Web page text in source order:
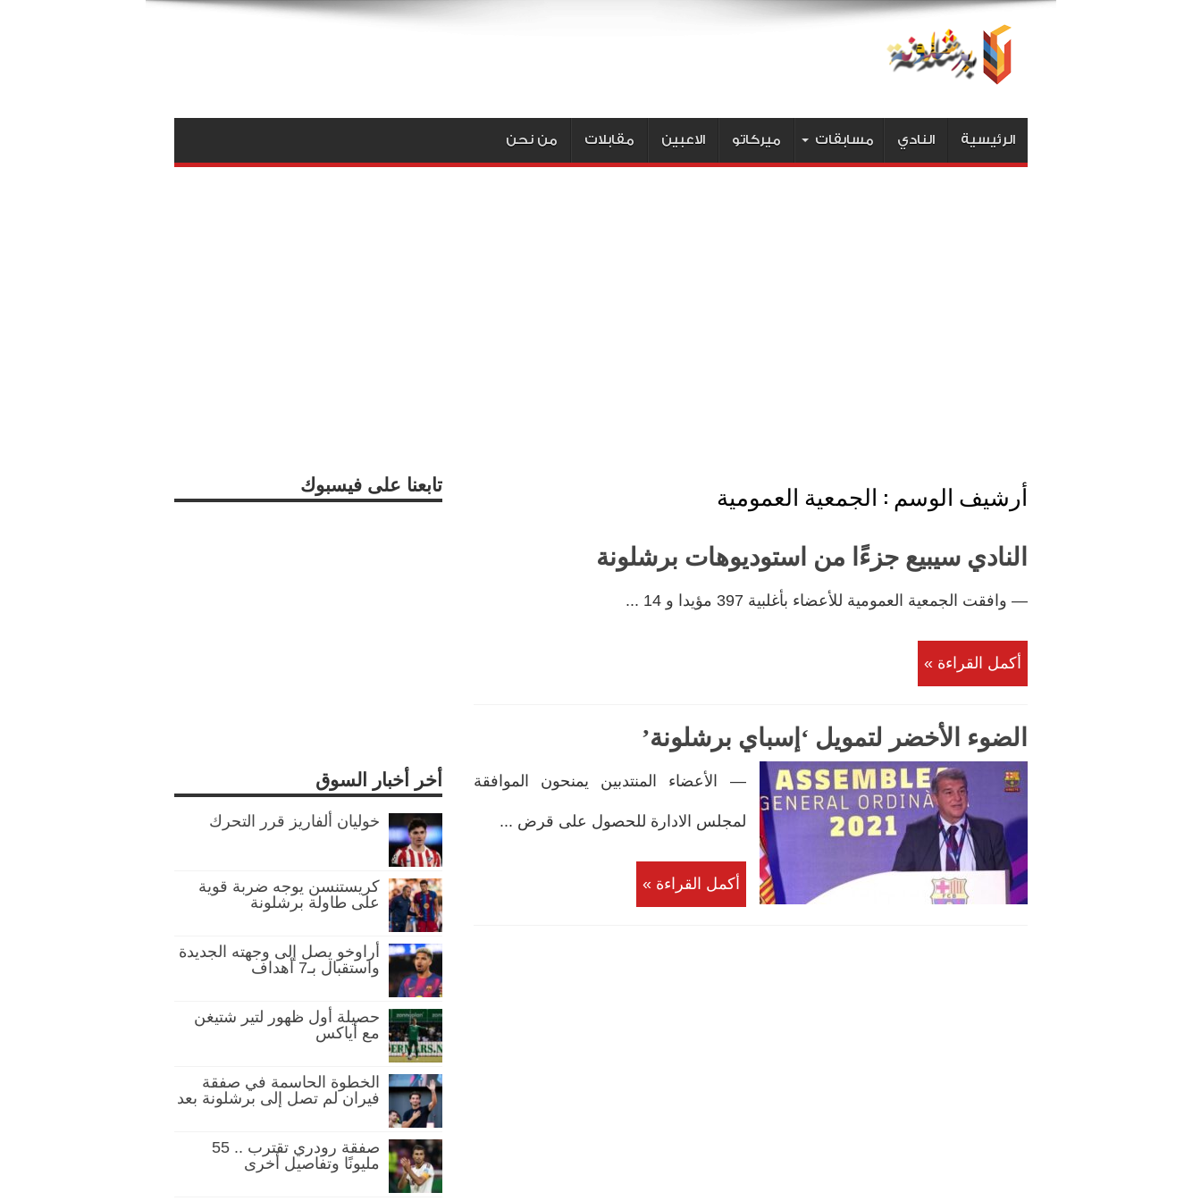
الرئيسية النادي مسابقات ميركاتو الاعبين مقابلات من نحن
أرشيف الوسم : الجمعية العمومية
النادي سيبيع جزءًا من استوديوهات برشلونة
— وافقت الجمعية العمومية للأعضاء بأغلبية 397 مؤيدا و 14 ...
أكمل القراءة »
الضوء الأخضر لتمويل ‘إسباي برشلونة’
— الأعضاء المنتدبين يمنحون الموافقة
لمجلس الادارة للحصول على قرض ...
أكمل القراءة »
تابعنا على فيسبوك
أخر أخبار السوق
خوليان ألفاريز قرر التحرك
كريستنسن يوجه ضربة قوية
على طاولة برشلونة
أراوخو يصل إلى وجهته الجديدة
واستقبال بـ7 أهداف
حصيلة أول ظهور لتير شتيغن
مع أياكس
الخطوة الحاسمة في صفقة
فيران لم تصل إلى برشلونة بعد
صفقة رودري تقترب .. 55
مليونًا وتفاصيل أخرى